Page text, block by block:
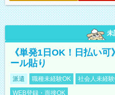
未
《単発1日OK！日払い
ール貼り
派遣 職種未経験OK 社会人未経
WEB登録・面接OK